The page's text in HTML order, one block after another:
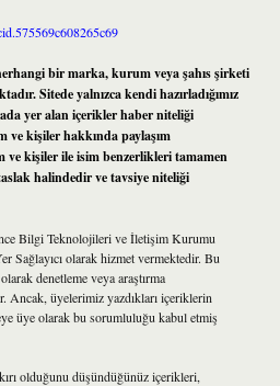
bir marka, kurum veya şahıs şirketi
Sitede yalnızca kendi hazırladığımız
yer alan içerikler haber niteliği
ve kişiler hakkında paylaşım
ve kişiler ile isim benzerlikleri tamamen
halindedir ve tavsiye niteliği
Bilgi Teknolojileri ve İletişim Kurumu
Sağlayıcı olarak hizmet vermektedir. Bu
denetleme veya araştırma
Ancak, üyelerimiz yazdıkları içeriklerin
üye olarak bu sorumluluğu kabul etmiş
olduğunu düşündüğünüz içerikleri,